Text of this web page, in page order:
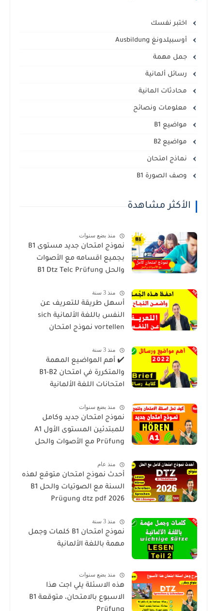
اختبر نفسك
أوسبيلدونغ Ausbildung
جمل مهمة
رسائل ألمانية
محادثات المانية
معلومات ونصائح
مواضيع B1
مواضيع B2
نماذج امتحان
وصف الصورة B1
الأكثر مشاهدة
منذ بضع سنوات
نموذج امتحان جديد مستوى B1
بجميع اقسامه مع الأصوات
والحل B1 Dtz Telc Prüfung
منذ 3 سنة
أسهل طريقة للتعريف عن
النفس باللغة الألمانية sich
vortellen نموذج امتحان
منذ 3 سنة
✔️ أهم المواضيع المهمة
والمتكررة في امتحان B1-B2
امتحانات اللغة الألمانية
منذ بضع سنوات
نموذج امتحان جديد وكامل
للمبتدئين المستوى الأول A1
Prüfung مع الأصوات والحل
منذ عام
أحدث نموذج امتحان متوقع لهذه
السنة مع الصوتيات والحل B1
Prügung dtz pdf 2026
منذ 3 سنة
نموذج امتحان B1 كلمات وجمل
مهمة باللغة الألمانية
منذ بضع سنوات
هذه الاسئلة يلي اجت هذا
الاسبوع بالامتحان، متوقعة B1